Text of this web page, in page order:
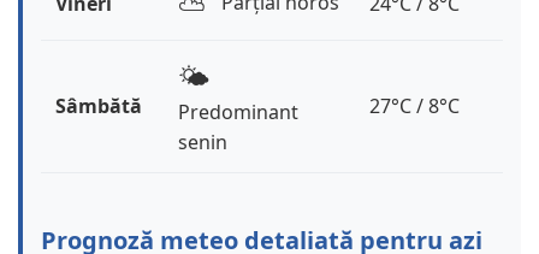
Sâmbătă
🌤️
Predominant
senin
27°C / 8°C
Prognoză meteo detaliată pentru azi